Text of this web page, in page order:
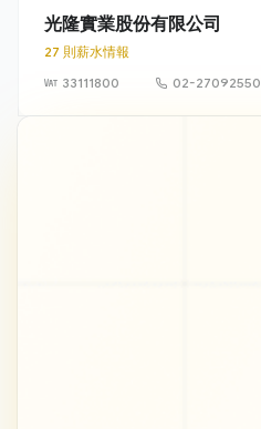
光隆實業股份有限公司
27 則薪水情報
33111800
02-27092550